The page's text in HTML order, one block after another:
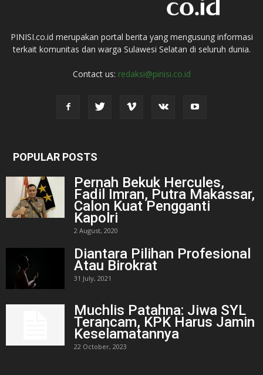
PINISI.co.id merupakan portal berita yang mengusung informasi
terkait komunitas dan warga Sulawesi Selatan di seluruh dunia.
Contact us: redaksi@pinisi.co.id
POPULAR POSTS
Pernah Bekuk Hercules,
Fadil Imran, Putra Makassar,
Calon Kuat Pengganti
Kapolri
2 August, 2020
Diantara Pilihan Profesional
Atau Birokrat
31 July, 2021
Muchlis Patahna: Jiwa SYL
Terancam, KPK Harus Jamin
Keselamatannya
22 October, 2023